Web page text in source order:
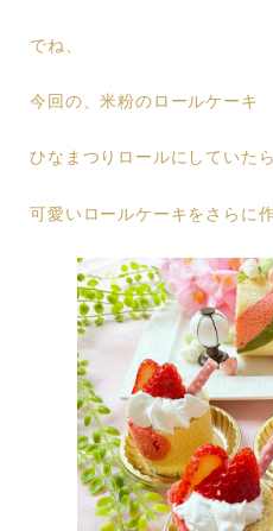
でね、
今回の、米粉のロールケーキ
ひなまつりロールにしていたら
可愛いロールケーキをさらに